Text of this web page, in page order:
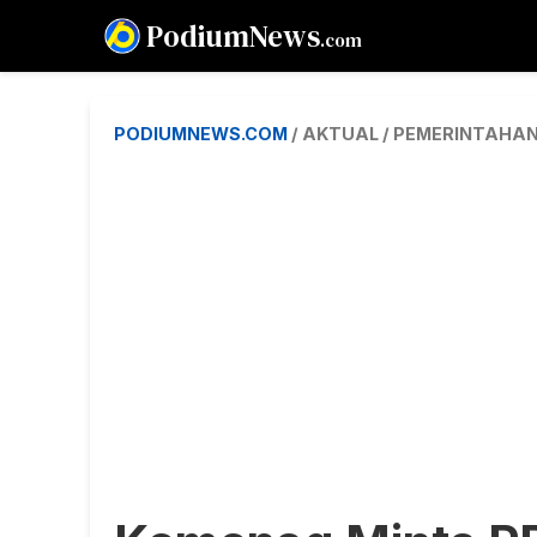
PodiumNews.com
PODIUMNEWS.COM / AKTUAL /